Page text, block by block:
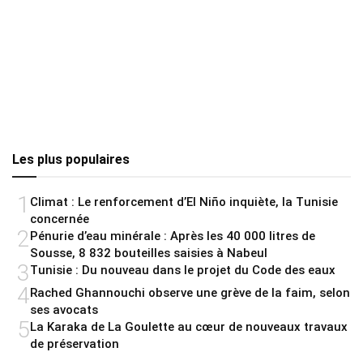
Les plus populaires
1 Climat : Le renforcement d’El Niño inquiète, la Tunisie
concernée
2Pénurie d’eau minérale : Après les 40 000 litres de
Sousse, 8 832 bouteilles saisies à Nabeul
3Tunisie : Du nouveau dans le projet du Code des eaux
4Rached Ghannouchi observe une grève de la faim, selon
ses avocats
5La Karaka de La Goulette au cœur de nouveaux travaux
de préservation